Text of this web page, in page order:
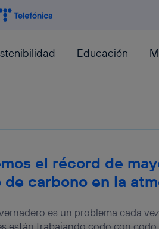
Educación
el récord de
de carbono en la
es un problema cada
están trabajando codo con codo